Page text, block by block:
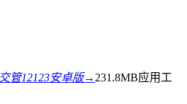
交管12123安卓版→ 231.8MB应用工